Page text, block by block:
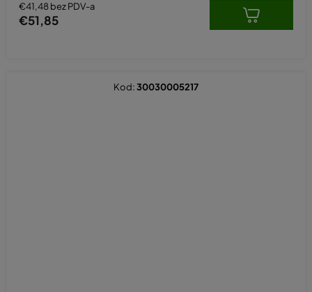
€41,48 bez PDV-a
€51,85
Kod:30030005217